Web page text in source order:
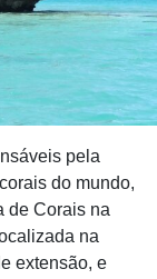
pela
do mundo,
de Corais na
na
extensão, e